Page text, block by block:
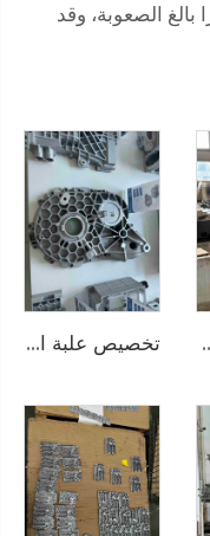
الصعوبة، وقد
الطلب تخصيص علبة التروس السياراتية لصب الألمنيوم